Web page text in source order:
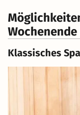
Klassisches